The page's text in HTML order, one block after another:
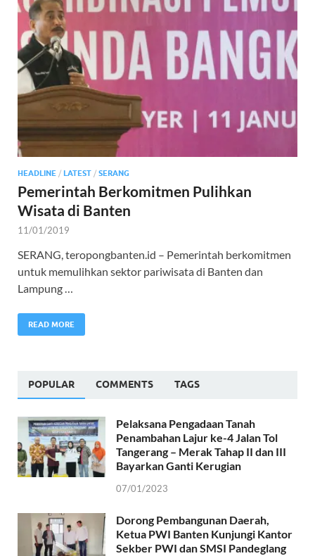
HEADLINE / LATEST / SERANG
Pemerintah Berkomitmen Pulihkan
Wisata di Banten
11/01/2019
SERANG, teropongbanten.id – Pemerintah berkomitmen
untuk memulihkan sektor pariwisata di Banten dan
Lampung …
READ MORE
POPULAR COMMENTS TAGS
Pelaksana Pengadaan Tanah
Penambahan Lajur ke-4 Jalan Tol
Tangerang – Merak Tahap II dan III
Bayarkan Ganti Kerugian
07/01/2023
Dorong Pembangunan Daerah,
Ketua PWI Banten Kunjungi Kantor
Sekber PWI dan SMSI Pandeglang